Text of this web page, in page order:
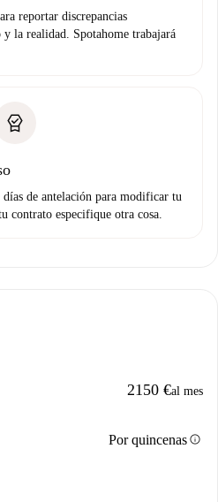
reportar discrepancias
la realidad. Spotahome trabajará
días de antelación para modificar tu
contrato especifique otra cosa.
2150 €al mes
Por quincenasinfo